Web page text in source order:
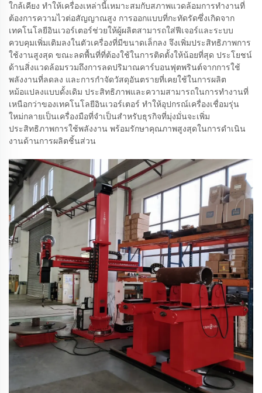
ใกล้เคียง ทำให้เครื่องเหล่านี้เหมาะสมกับสภาพแวดล้อมการทำงานที่
ต้องการความไวต่อสัญญาณสูง การออกแบบที่กะทัดรัดซึ่งเกิดจาก
เทคโนโลยีอินเวอร์เตอร์ช่วยให้ผู้ผลิตสามารถใส่ฟีเจอร์และระบบ
ควบคุมเพิ่มเติมลงในตัวเครื่องที่มีขนาดเล็กลง จึงเพิ่มประสิทธิภาพการ
ใช้งานสูงสุด ขณะลดพื้นที่ที่ต้องใช้ในการติดตั้งให้น้อยที่สุด ประโยชน์
ด้านสิ่งแวดล้อมรวมถึงการลดปริมาณคาร์บอนฟุตพรินต์จากการใช้
พลังงานที่ลดลง และการกำจัดวัสดุอันตรายที่เคยใช้ในการผลิต
หม้อแปลงแบบดั้งเดิม ประสิทธิภาพและความสามารถในการทำงานที่
เหนือกว่าของเทคโนโลยีอินเวอร์เตอร์ ทำให้อุปกรณ์เครื่องเชื่อมรุ่น
ใหม่กลายเป็นเครื่องมือที่จำเป็นสำหรับธุรกิจที่มุ่งมั่นจะเพิ่ม
ประสิทธิภาพการใช้พลังงาน พร้อมรักษาคุณภาพสูงสุดในการดำเนิน
งานด้านการผลิตชิ้นส่วน